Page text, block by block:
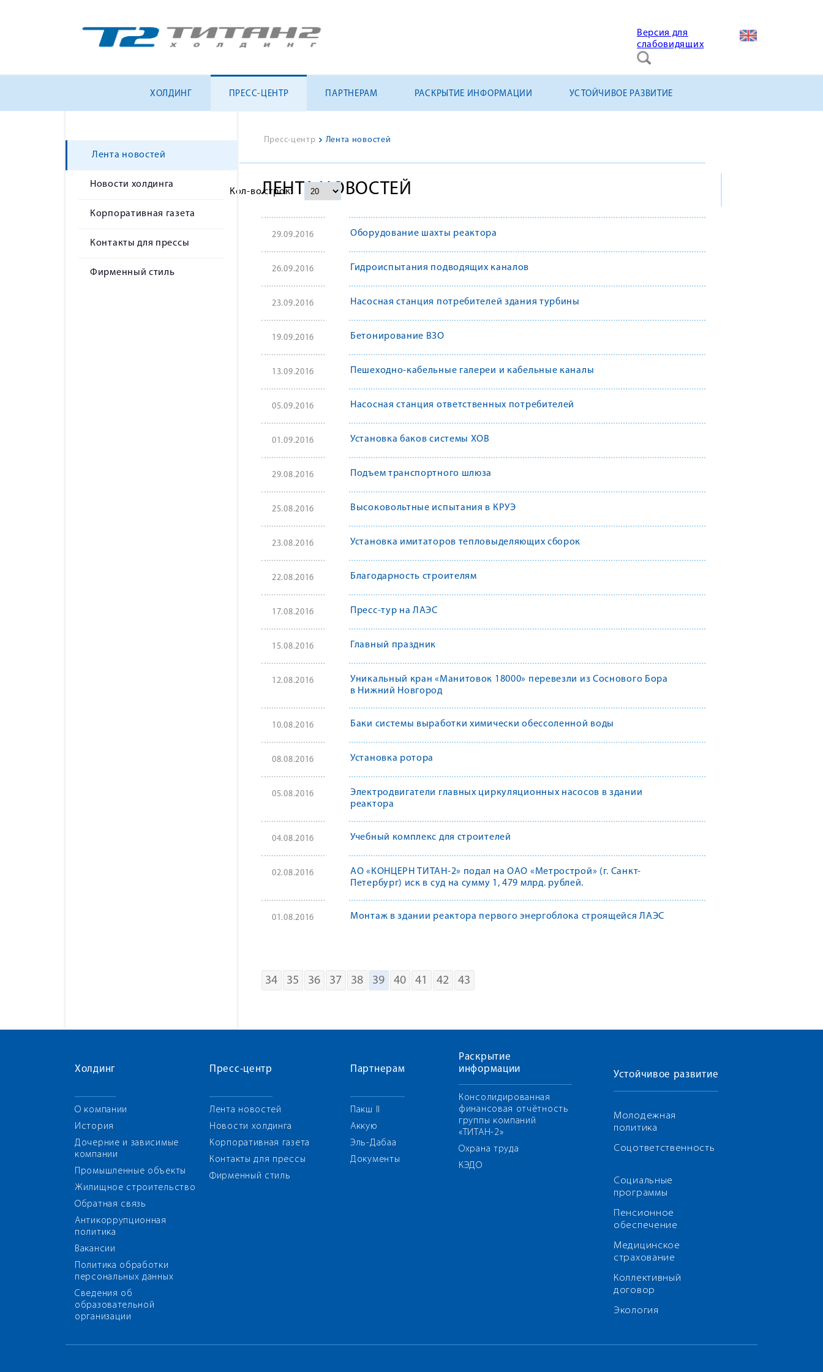
Версия для
слабовидящих
ХОЛДИНГ ПРЕСС-ЦЕНТР ПАРТНЕРАМ РАСКРЫТИЕ ИНФОРМАЦИИ УСТОЙЧИВОЕ РАЗВИТИЕ
Лента новостей
Новости холдинга
Корпоративная газета
Контакты для прессы
Фирменный стиль
Пресс-центр > Лента новостей
ЛЕНТА НОВОСТЕЙ
Кол-во строк:
Оборудование шахты реактора
29.09.2016
Гидроиспытания подводящих каналов
26.09.2016
Насосная станция потребителей здания турбины
23.09.2016
Бетонирование ВЗО
19.09.2016
Пешеходно-кабельные галереи и кабельные каналы
13.09.2016
Насосная станция ответственных потребителей
05.09.2016
Установка баков системы ХОВ
01.09.2016
Подъем транспортного шлюза
29.08.2016
Высоковольтные испытания в КРУЭ
25.08.2016
Установка имитаторов тепловыделяющих сборок
23.08.2016
Благодарность строителям
22.08.2016
Пресс-тур на ЛАЭС
17.08.2016
Главный праздник
15.08.2016
Уникальный кран «Манитовок 18000» перевезли из Соснового Бора
в Нижний Новгород
12.08.2016
Баки системы выработки химически обессоленной воды
10.08.2016
Установка ротора
08.08.2016
Электродвигатели главных циркуляционных насосов в здании
реактора
05.08.2016
Учебный комплекс для строителей
04.08.2016
АО «КОНЦЕРН ТИТАН-2» подал на ОАО «Метрострой» (г. Санкт-
Петербург) иск в суд на сумму 1, 479 млрд. рублей.
02.08.2016
Монтаж в здании реактора первого энергоблока строящейся ЛАЭС
01.08.2016
34 35 36 37 38 39 40 41 42 43
Холдинг
О компании
История
Дочерние и зависимые
компании
Промышленные объекты
Жилищное строительство
Обратная связь
Антикоррупционная
политика
Вакансии
Политика обработки
персональных данных
Сведения об
образовательной
организации
Пресс-центр
Лента новостей
Новости холдинга
Корпоративная газета
Контакты для прессы
Фирменный стиль
Партнерам
Пакш II
Аккую
Эль-Дабаа
Документы
Раскрытие
информации
Консолидированная
финансовая отчётность
группы компаний
«ТИТАН-2»
Охрана труда
КЭДО
Устойчивое развитие
Молодежная
политика
Соцответственность
Социальные
программы
Пенсионное
обеспечение
Медицинское
страхование
Коллективный
договор
Экология